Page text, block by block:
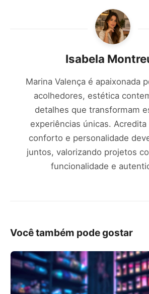
Isabela
Marina Valença é apaixonada
acolhedores, estética
detalhes que transformam
experiências únicas.
conforto e personalidade
juntos, valorizando projetos
funcionalidade e
Você também pode gostar